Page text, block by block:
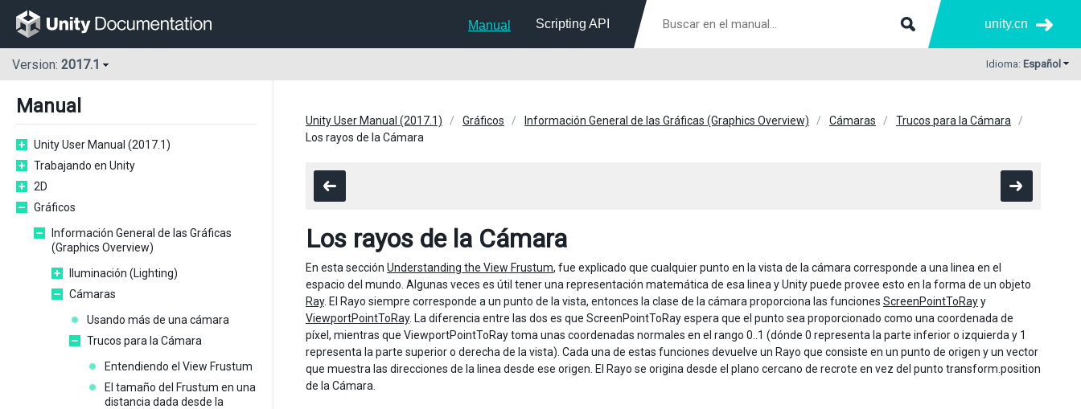
Manual Scripting API unity.cn
Version: 2017.1 Idioma: Español
Manual
Unity User Manual (2017.1)
Trabajando en Unity
2D
Gráficos
Información General de las Gráficas
(Graphics Overview)
Iluminación (Lighting)
Cámaras
Usando más de una cámara
Trucos para la Cámara
Entendiendo el View Frustum
El tamaño del Frustum en una
distancia dada desde la
Unity User Manual (2017.1) Gráficos Información General de las Gráficas (Graphics Overview) Cámaras
Trucos para la Cámara
Los rayos de la Cámara
Los rayos de la Cámara
En esta sección Understanding the View Frustum, fue explicado que cualquier punto en la vista de la cámara corresponde a una linea en el
espacio del mundo. Algunas veces es útil tener una representación matemática de esa linea y Unity puede provee esto en la forma de un objeto
Ray. El Rayo siempre corresponde a un punto de la vista, entonces la clase de la cámara proporciona las funciones ScreenPointToRayy
ViewportPointToRay. La diferencia entre las dos es que ScreenPointToRay espera que el punto sea proporcionado como una coordenada de
píxel, mientras que ViewportPointToRay toma unas coordenadas normales en el rango 0..1 (dónde 0 representa la parte inferior o izquierda y 1
representa la parte superior o derecha de la vista). Cada una de estas funciones devuelve un Rayo que consiste en un punto de origen y un vector
que muestra las direcciones de la linea desde ese origen. El Rayo se origina desde el plano cercano de recrote en vez del punto transform.position
de la Cámara.